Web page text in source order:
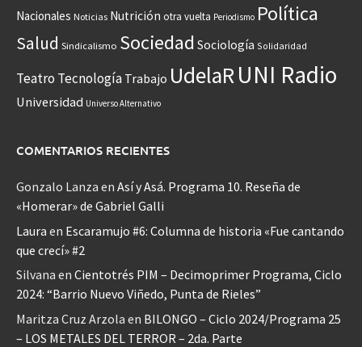
Nacionales Noticias Nutrición otra vuelta Periodismo Política
Salud Sindicalismo Sociedad Sociología Solidaridad
Teatro Tecnología Trabajo UdelaRUNI Radio
Universidad Universo Alternativo
COMENTARIOS RECIENTES
Gonzalo Lanza en Así y Asá. Programa 10. Reseña de
«Homerar» de Gabriel Galli
Laura en Escaramujo #6: Columna de historia «Fue cantando
que crecí» #2
Silvana en Cientotrés PIM – Decimoprimer Programa, Ciclo
2024: “Barrio Nuevo Viñedo, Punta de Rieles”
Maritza Cruz Arzola en BILONGO – Ciclo 2024/Programa 25
– LOS METALES DEL TERROR – 2da. Parte